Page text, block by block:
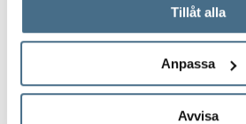
används och hur vi och våra
behandlar personuppgifter.
Tillåt alla
Anpassa
Avvisa